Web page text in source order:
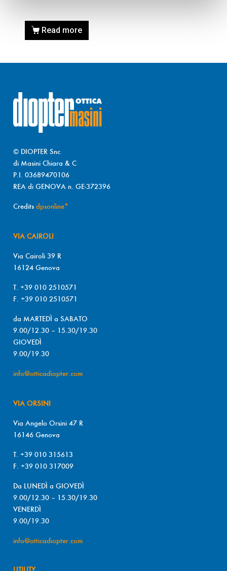
Read more
© DIOPTER Snc
di Masini Chiara & C
P.I. 03689470106
REA di GENOVA n. GE-372396
Credits dpsonline*
VIA CAIROLI
Via Cairoli 39 R
16124 Genova
T. +39 010 2510571
F. +39 010 2510571
da MARTEDÌ a SABATO
9.00/12.30 – 15.30/19.30
GIOVEDÌ
9.00/19.30
info@otticadiopter.com
VIA ORSINI
Via Angelo Orsini 47 R
16146 Genova
T. +39 010 315613
F. +39 010 317009
Da LUNEDÌ a GIOVEDÌ
9.00/12.30 – 15.30/19.30
VENERDÌ
9.00/19.30
info@otticadiopter.com